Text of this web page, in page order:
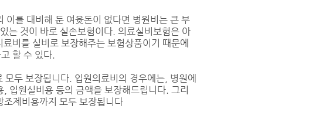
이를 대비해 둔 여윳돈이 없다면 병원비는 큰 부
는 것이 바로 실손보험이다. 의료실비보험은 아
비를 실비로 보장해주는 보험상품이기 때문에
할 수 있다.
두 보장됩니다. 입원의료비의 경우에는, 병원에
입원실비용 등의 금액을 보장해드립니다. 그리
제비용까지 모두 보장됩니다